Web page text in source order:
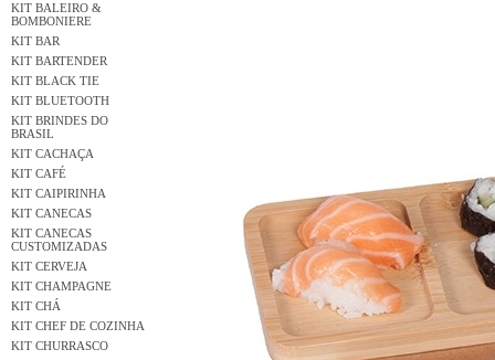
KIT BALEIRO &
BOMBONIERE
KIT BAR
KIT BARTENDER
KIT BLACK TIE
KIT BLUETOOTH
KIT BRINDES DO
BRASIL
KIT CACHAÇA
KIT CAFÉ
KIT CAIPIRINHA
KIT CANECAS
KIT CANECAS
CUSTOMIZADAS
KIT CERVEJA
KIT CHAMPAGNE
KIT CHÁ
KIT CHEF DE COZINHA
KIT CHURRASCO